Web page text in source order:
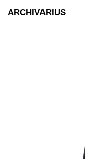
ARCHIVARIUS